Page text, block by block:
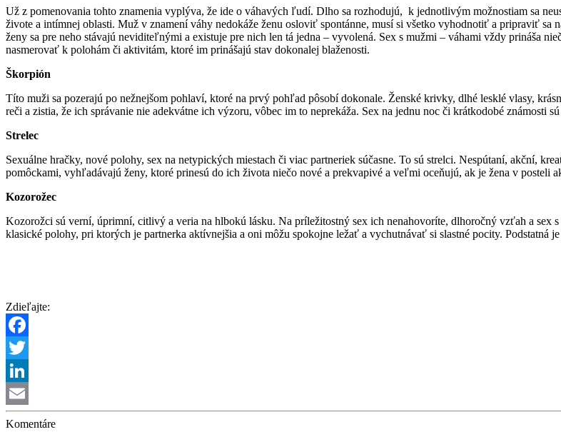
Už z pomenovania tohto znamenia vyplýva, že ide o váhavých ľudí. Dlho sa rozhodujú, k jednotlivým možnostiam sa
živote a intímnej oblasti. Muž v znamení váhy nedokáže ženu osloviť spontánne, musí si všetko vyhodnotiť a pripraviť sa
ženy sa pre neho stávajú neviditeľnými a existuje pre nich len tá jedna – vyvolená. Sex s mužmi – váhami vždy prináša
nasmerovať k polohám či aktivitám, ktoré im prinášajú stav dokonalej blaženosti.
Škorpión
Títo muži sa pozerajú po nežnejšom pohlaví, ktoré na prvý pohľad pôsobí dokonale. Ženské krivky, dlhé lesklé vlasy,
reči a zistia, že ich správanie nie adekvátne ich výzoru, vôbec im to neprekáža. Sex na jednu noc či krátkodobé známosti
Strelec
Sexuálne hračky, nové polohy, sex na netypických miestach či viac partneriek súčasne. To sú strelci. Nespútaní, akční,
pomôckami, vyhľadávajú ženy, ktoré prinesú do ich života niečo nové a prekvapivé a veľmi oceňujú, ak je žena v posteli
Kozorožec
Kozorožci sú verní, úprimní, citlivý a veria na hlbokú lásku. Na príležitostný sex ich nenahovoríte, dlhoročný vzťah a sex
klasické polohy, pri ktorých je partnerka aktívnejšia a oni môžu spokojne ležať a vychutnávať si slastné pocity. Podstatná
Zdieľajte:
Facebook
Twitter
LinkedIn
Email
Komentáre